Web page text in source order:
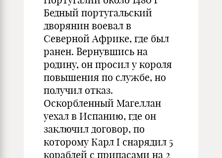
Бедный португальский
дворянин воевал в
Северной Африке, где был
ранен. Вернувшись на
родину, он просил у короля
повышения по службе, но
получил отказ.
Оскорбленный Магеллан
уехал в Испанию, где он
заключил договор, по
которому Карл I снарядил 5
кораблей с припасами на 2